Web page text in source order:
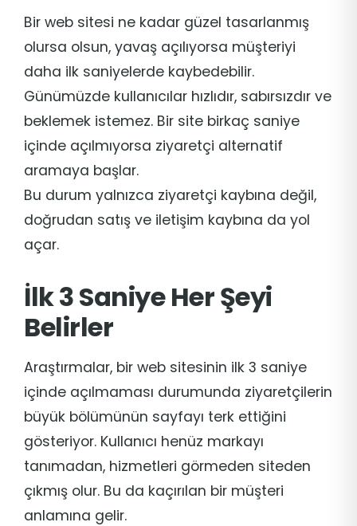
Bir web sitesi ne kadar güzel tasarlanmış
olursa olsun, yavaş açılıyorsa müşteriyi
daha ilk saniyelerde kaybedebilir.
Günümüzde kullanıcılar hızlıdır, sabırsızdır ve
beklemek istemez. Bir site birkaç saniye
içinde açılmıyorsa ziyaretçi alternatif
aramaya başlar.
Bu durum yalnızca ziyaretçi kaybına değil,
doğrudan satış ve iletişim kaybına da yol
açar.
İlk 3 Saniye Her Şeyi
Belirler
Araştırmalar, bir web sitesinin ilk 3 saniye
içinde açılmaması durumunda ziyaretçilerin
büyük bölümünün sayfayı terk ettiğini
gösteriyor. Kullanıcı henüz markayı
tanımadan, hizmetleri görmeden siteden
çıkmış olur. Bu da kaçırılan bir müşteri
anlamına gelir.